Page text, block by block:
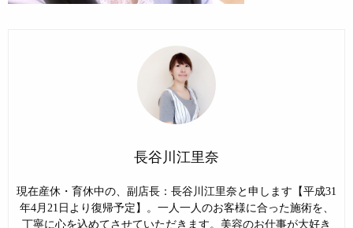
長谷川江里奈
現在産休・育休中の、副店長：長谷川江里奈と申します【平成31
年4月21日より復帰予定】。一人一人のお客様に合った施術を、
丁寧に心を込めてさせていただきます。美容のお仕事が大好き